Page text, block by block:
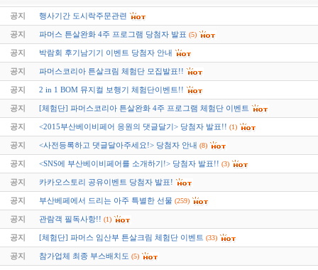
공지 행사기간 도시락주문관련
공지 파머스 튼살완화 4주 프로그램 당첨자 발표 (5)
공지 박람회 후기남기기 이벤트 당첨자 안내
공지 파머스코리아 튼살크림 체험단 모집발표!!
공지 2 in 1 BOM 뮤지컬 보행기 체험단이벤트!!
공지 [체험단] 파머스코리아 튼살완화 4주 프로그램 체험단 이벤트
공지 <2015부산베이비페어 응원의 댓글달기> 당첨자 발표!! (1)
공지 <사전등록하고 댓글달아주세요!> 당첨자 안내 (8)
공지 <SNS에 부산베이비페어를 소개하기!> 당첨자 발표!! (3)
공지 카카오스토리 공유이벤트 당첨자 발표!
공지 부산베페에서 드리는 아주 특별한 선물 (259)
공지 관람객 필독사항!! (1)
공지 [체험단] 파머스 임산부 튼살크림 체험단 이벤트 (33)
공지 참가업체 최종 부스배치도 (5)